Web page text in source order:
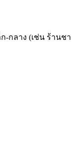
-กลาง (เช่น ร้านชา